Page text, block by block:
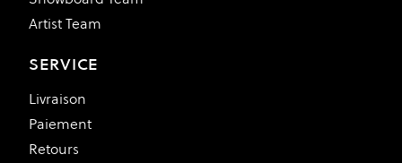
Artist Team
SERVICE
Livraison
Paiement
Retours